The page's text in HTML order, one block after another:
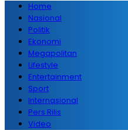
Home
Nasional
Politik
Ekonomi
Megapolitan
Lifestyle
Entertainment
Sport
Internasional
Pers Rilis
Video